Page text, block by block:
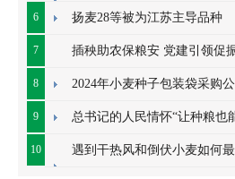
的公告
6 扬麦28等被为江苏主导品种
7 插秧助农保粮安 党建引领促
里甸社区党总支、公司党支部联合
农耕
8 2024年小麦种子包装袋采购
9 总书记的人民情怀“让种粮也
10 遇到干热风和倒伏小麦如何最